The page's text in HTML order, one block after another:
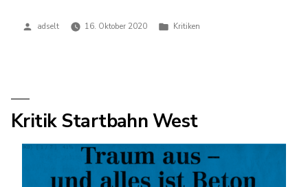
Veröffentlicht
adselt 16. Oktober 2020
Veröffentlicht
Kritiken
Kritik Startbahn West